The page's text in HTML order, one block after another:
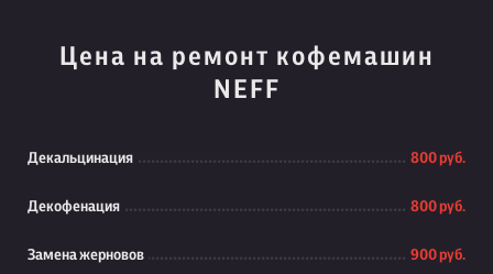
Цена на ремонт кофемашин
NEFF
Декальцинация 800 руб.
Декофенация 800 руб.
Замена жерновов 900 руб.